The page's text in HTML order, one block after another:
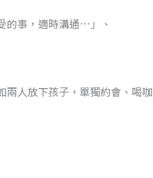
的事，適時溝通…」、
兩人放下孩子，單獨約會、喝咖